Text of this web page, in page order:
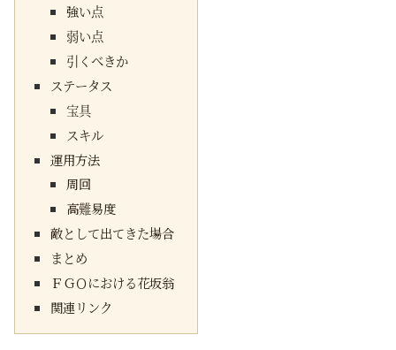
強い点
弱い点
引くべきか
ステータス
宝具
スキル
運用方法
周回
高難易度
敵として出てきた場合
まとめ
ＦＧＯにおける花坂翁
関連リンク